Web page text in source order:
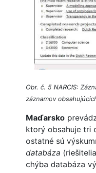
Obr. č. 5 NARCIS:
záznamov
Maďarsko
ktorý obsahuje tri
ostatné sú
databáza
chýba databáza